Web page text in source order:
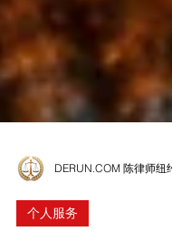
DERUN.COM 陈律师纽